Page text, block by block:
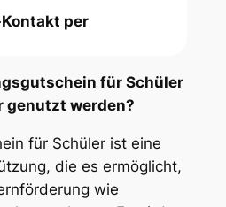
per
für Schüler
genutzt werden?
für Schüler ist eine
die es ermöglicht,
wie